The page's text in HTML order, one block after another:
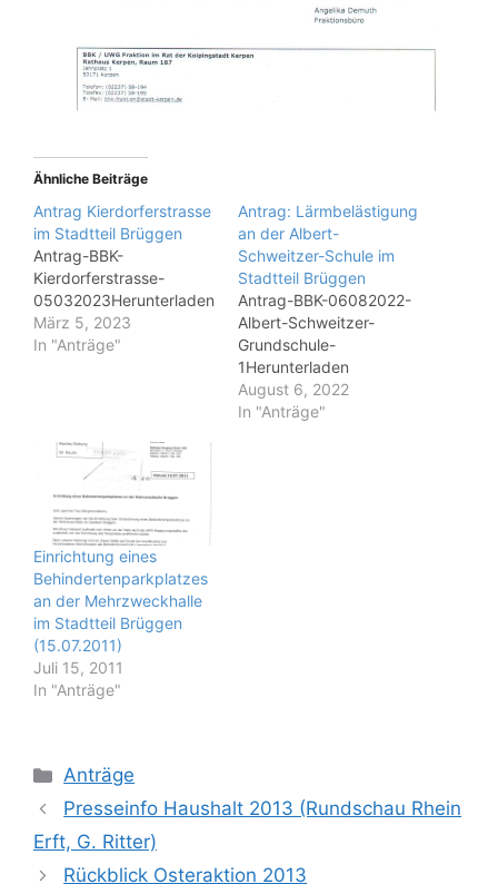
Ähnliche Beiträge
Antrag Kierdorferstrasse
im Stadtteil Brüggen
Antrag-BBK-
Kierdorferstrasse-
05032023Herunterladen
März 5, 2023
In "Anträge"
Antrag: Lärmbelästigung
an der Albert-
Schweitzer-Schule im
Stadtteil Brüggen
Antrag-BBK-06082022-
Albert-Schweitzer-
Grundschule-
1Herunterladen
August 6, 2022
In "Anträge"
Einrichtung eines
Behindertenparkplatzes
an der Mehrzweckhalle
im Stadtteil Brüggen
(15.07.2011)
Juli 15, 2011
In "Anträge"
Kategorien
Anträge
Presseinfo Haushalt 2013 (Rundschau Rhein
Erft, G. Ritter)
Rückblick Osteraktion 2013